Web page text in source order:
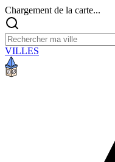
Chargement de la carte...
VILLES